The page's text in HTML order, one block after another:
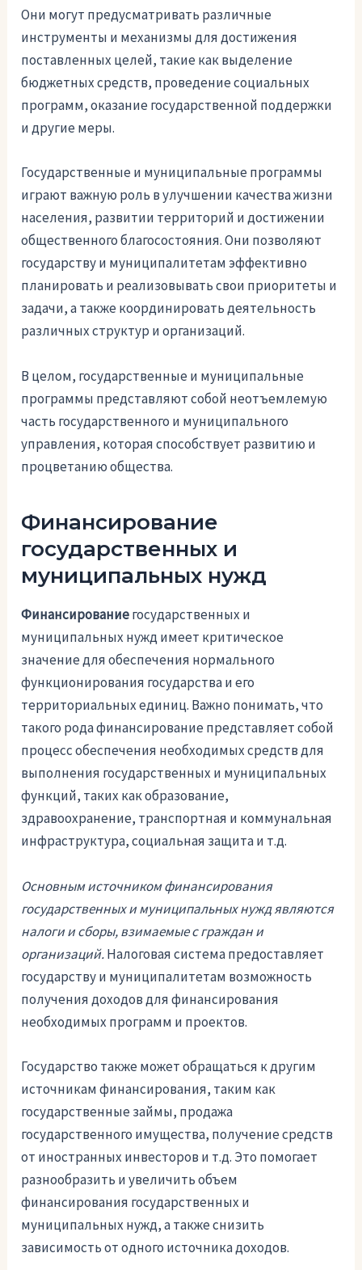
Они могут предусматривать различные
инструменты и механизмы для достижения
поставленных целей, такие как выделение
бюджетных средств, проведение социальных
программ, оказание государственной поддержки
и другие меры.
Государственные и муниципальные программы
играют важную роль в улучшении качества жизни
населения, развитии территорий и достижении
общественного благосостояния. Они позволяют
государству и муниципалитетам эффективно
планировать и реализовывать свои приоритеты и
задачи, а также координировать деятельность
различных структур и организаций.
В целом, государственные и муниципальные
программы представляют собой неотъемлемую
часть государственного и муниципального
управления, которая способствует развитию и
процветанию общества.
Финансирование
государственных и
муниципальных нужд
Финансированиегосударственных и
муниципальных нужд имеет критическое
значение для обеспечения нормального
функционирования государства и его
территориальных единиц. Важно понимать, что
такого рода финансирование представляет собой
процесс обеспечения необходимых средств для
выполнения государственных и муниципальных
функций, таких как образование,
здравоохранение, транспортная и коммунальная
инфраструктура, социальная защита и т.д.
Основным источником финансирования
государственных и муниципальных нужд являются
налоги и сборы, взимаемые с граждан и
организаций.Налоговая система предоставляет
государству и муниципалитетам возможность
получения доходов для финансирования
необходимых программ и проектов.
Государство также может обращаться к другим
источникам финансирования, таким как
государственные займы, продажа
государственного имущества, получение средств
от иностранных инвесторов и т.д. Это помогает
разнообразить и увеличить объем
финансирования государственных и
муниципальных нужд, а также снизить
зависимость от одного источника доходов.